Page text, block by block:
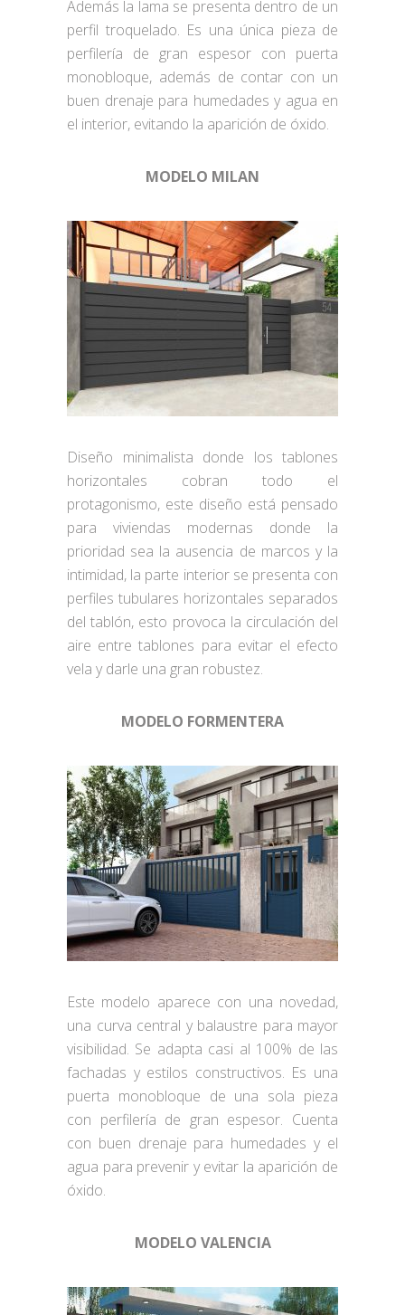
Además la lama se presenta dentro de un
perfil troquelado. Es una única pieza de
perfilería de gran espesor con puerta
monobloque, además de contar con un
buen drenaje para humedades y agua en
el interior, evitando la aparición de óxido.
MODELO MILAN
Diseño minimalista donde los tablones
horizontales cobran todo el
protagonismo, este diseño está pensado
para viviendas modernas donde la
prioridad sea la ausencia de marcos y la
intimidad, la parte interior se presenta con
perfiles tubulares horizontales separados
del tablón, esto provoca la circulación del
aire entre tablones para evitar el efecto
vela y darle una gran robustez.
MODELO FORMENTERA
Este modelo aparece con una novedad,
una curva central y balaustre para mayor
visibilidad. Se adapta casi al 100% de las
fachadas y estilos constructivos. Es una
puerta monobloque de una sola pieza
con perfilería de gran espesor. Cuenta
con buen drenaje para humedades y el
agua para prevenir y evitar la aparición de
óxido.
MODELO VALENCIA